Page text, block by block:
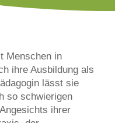
Menschen in
ihre Ausbildung als
lässt sie
so schwierigen
ihrer